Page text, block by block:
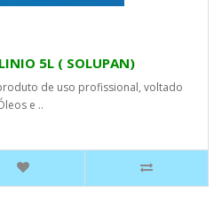
5L ( SOLUPAN)
de uso profissional, voltado
e ..